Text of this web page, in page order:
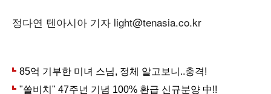
정다연 텐아시아 기자 light@tenasia.co.kr